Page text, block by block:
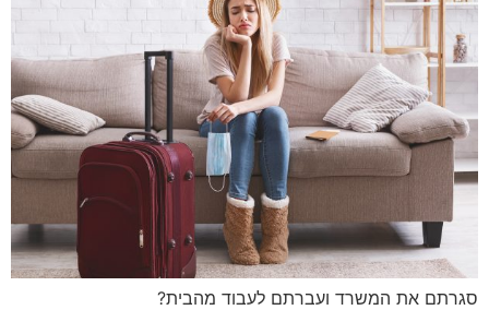
סגרתם את המשרד ועברתם לעבוד מהבית?